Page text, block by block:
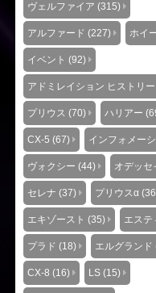
ヴェルファイア (315)
アルファード (227) ホイ
イベント (92)
アドミレイション ヒストリ
プリウス (70) ハリアー
CX-5 (67) インフォメー
ヴォクシー (44) オデッセ
セレナ (37) プリウスα
エキゾースト (35) エステ
プラド (18) エルグランド
CX-8 (16) LS (15)